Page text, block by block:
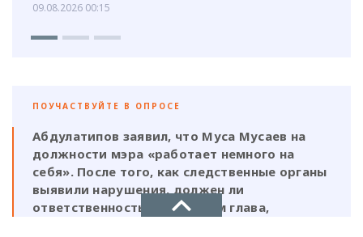
09.08.2026 00:15
ПОУЧАСТВУЙТЕ В ОПРОСЕ
Абдулатипов заявил, что Муса Мусаев на
должности мэра «работает немного на
себя». После того, как следственные органы
выявили нарушения, должен ли
ответственность нести и сам глава,